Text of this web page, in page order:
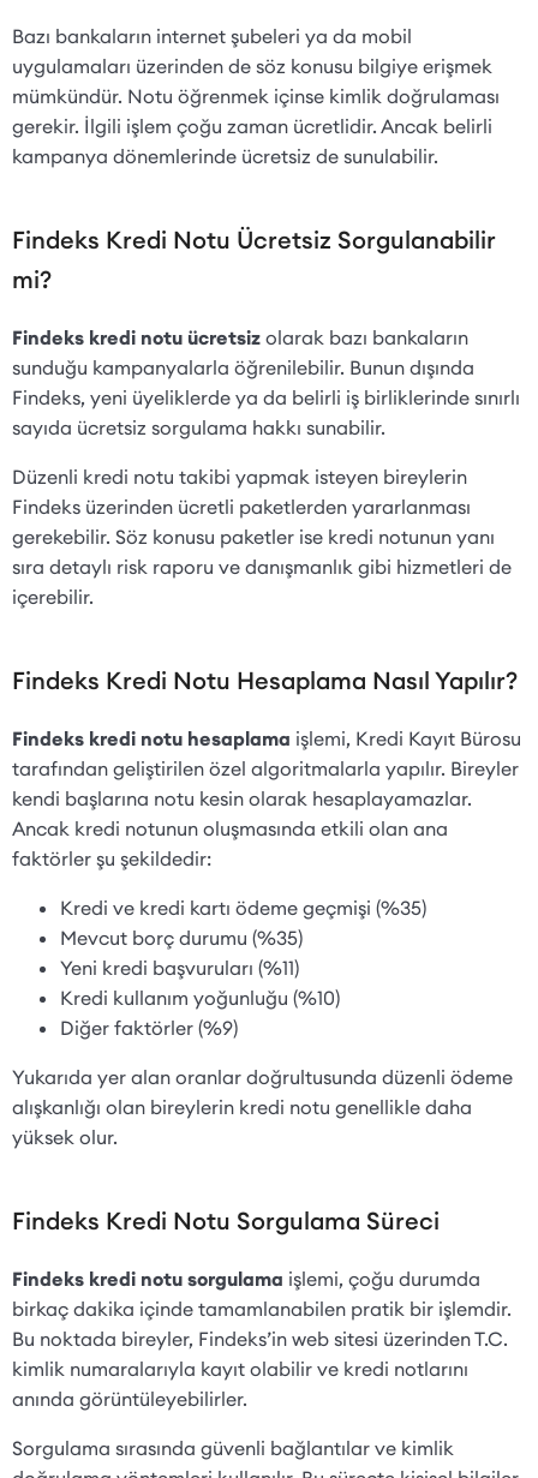
Bazı bankaların internet şubeleri ya da mobil
uygulamaları üzerinden de söz konusu bilgiye erişmek
mümkündür. Notu öğrenmek içinse kimlik doğrulaması
gerekir. İlgili işlem çoğu zaman ücretlidir. Ancak belirli
kampanya dönemlerinde ücretsiz de sunulabilir.
Findeks Kredi Notu Ücretsiz Sorgulanabilir
mi?
Findeks kredi notu ücretsiz olarak bazı bankaların
sunduğu kampanyalarla öğrenilebilir. Bunun dışında
Findeks, yeni üyeliklerde ya da belirli iş birliklerinde sınırlı
sayıda ücretsiz sorgulama hakkı sunabilir.
Düzenli kredi notu takibi yapmak isteyen bireylerin
Findeks üzerinden ücretli paketlerden yararlanması
gerekebilir. Söz konusu paketler ise kredi notunun yanı
sıra detaylı risk raporu ve danışmanlık gibi hizmetleri de
içerebilir.
Findeks Kredi Notu Hesaplama Nasıl Yapılır?
Findeks kredi notu hesaplama işlemi, Kredi Kayıt Bürosu
tarafından geliştirilen özel algoritmalarla yapılır. Bireyler
kendi başlarına notu kesin olarak hesaplayamazlar.
Ancak kredi notunun oluşmasında etkili olan ana
faktörler şu şekildedir:
Kredi ve kredi kartı ödeme geçmişi (%35)
Mevcut borç durumu (%35)
Yeni kredi başvuruları (%11)
Kredi kullanım yoğunluğu (%10)
Diğer faktörler (%9)
Yukarıda yer alan oranlar doğrultusunda düzenli ödeme
alışkanlığı olan bireylerin kredi notu genellikle daha
yüksek olur.
Findeks Kredi Notu Sorgulama Süreci
Findeks kredi notu sorgulama işlemi, çoğu durumda
birkaç dakika içinde tamamlanabilen pratik bir işlemdir.
Bu noktada bireyler, Findeks’in web sitesi üzerinden T.C.
kimlik numaralarıyla kayıt olabilir ve kredi notlarını
anında görüntüleyebilirler.
Sorgulama sırasında güvenli bağlantılar ve kimlik